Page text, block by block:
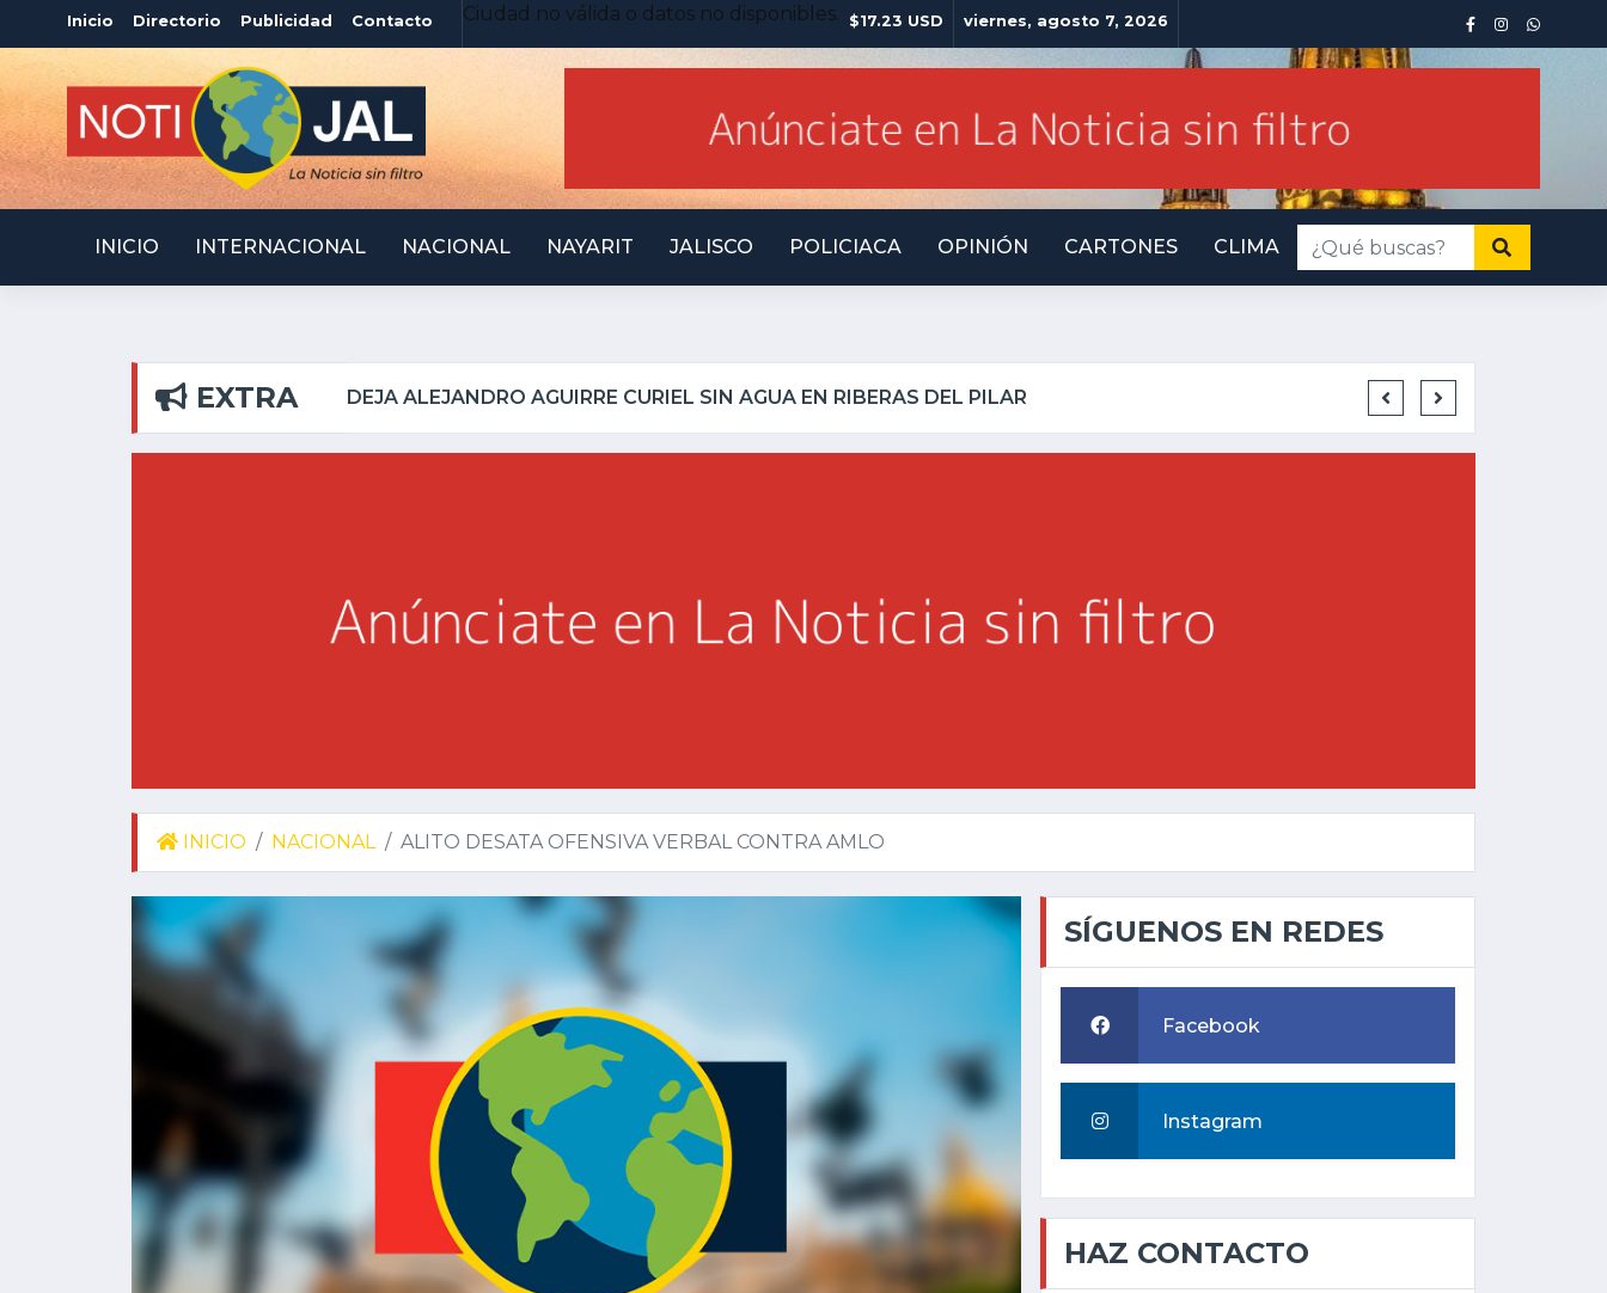
Inicio Directorio Publicidad Contacto Ciudad no válida o datos no disponibles. $17.23 USD viernes, agosto 7, 2026
INICIO INTERNACIONAL NACIONAL NAYARIT JALISCO POLICIACA OPINIÓN CARTONES CLIMA
EXTRA
RIBERAS DEL PILAR ATOTONILQUILLO INSEGURO Y AL VIRREY NO LE IMPORTA
INICIO NACIONAL ALITO DESATA OFENSIVA VERBAL CONTRA AMLO
SÍGUENOS EN REDES
Facebook
Instagram
HAZ CONTACTO